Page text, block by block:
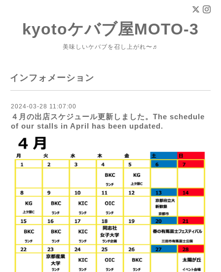
kyotoケバブ屋MOTO-3
美味しいケバブを召し上がれ〜♬
インフォメーション
2024-03-28 11:07:00
４月の出店スケジュール更新しました。The schedule
of our stalls in April has been updated.